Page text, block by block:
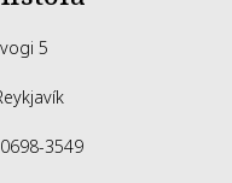
5
3549